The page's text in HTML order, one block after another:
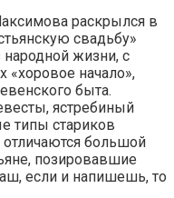
раскрылся в
свадьбу»
народной жизни, с
начало»,
быта.
ястребиный
типы стариков
большой
позировавшие
если и напишешь, то